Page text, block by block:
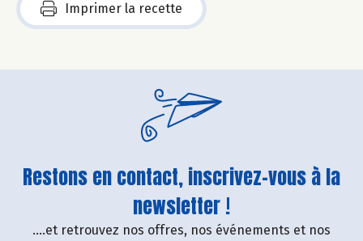
Imprimer la recette
Restons en contact, inscrivez-vous à la
newsletter !
....et retrouvez nos offres, nos événements et nos